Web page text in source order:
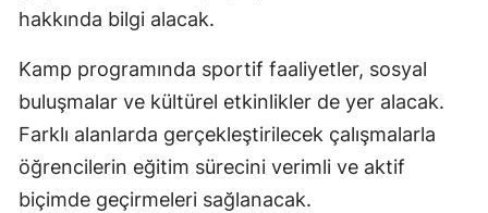
hakkında bilgi alacak.
Kamp programında sportif faaliyetler, sosyal
buluşmalar ve kültürel etkinlikler de yer alacak.
Farklı alanlarda gerçekleştirilecek çalışmalarla
öğrencilerin eğitim sürecini verimli ve aktif
biçimde geçirmeleri sağlanacak.